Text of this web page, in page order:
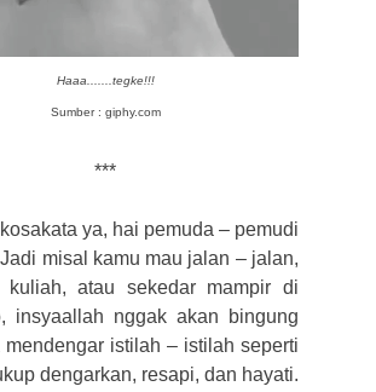
Haaa.......tegke!!!
Sumber : giphy.com
***
ya, hai pemuda – pemudi
misal kamu mau jalan – jalan,
kuliah, atau sekedar mampir di
insyaallah nggak akan bingung
mendengar istilah – istilah seperti
dengarkan, resapi, dan hayati.